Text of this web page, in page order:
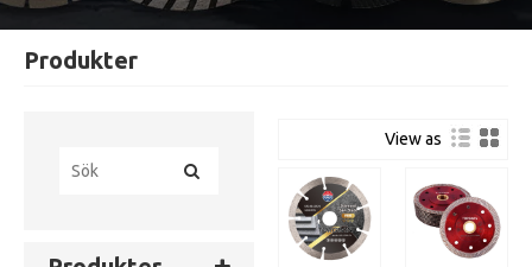
Produkter
View as